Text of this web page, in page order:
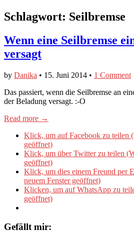
Schlagwort: Seilbremse
Wenn eine Seilbremse
versagt
by Danika • 15. Juni 2014 • 1 Comment
Das passiert, wenn die Seilbremse an
der Beladung versagt. :-O
Read more →
Klick, um auf Facebook zu teilen
geöffnet)
Klick, um über Twitter zu teilen
geöffnet)
Klick, um dies einem Freund per
neuem Fenster geöffnet)
Klicken, um auf WhatsApp zu
geöffnet)
Gefällt mir: